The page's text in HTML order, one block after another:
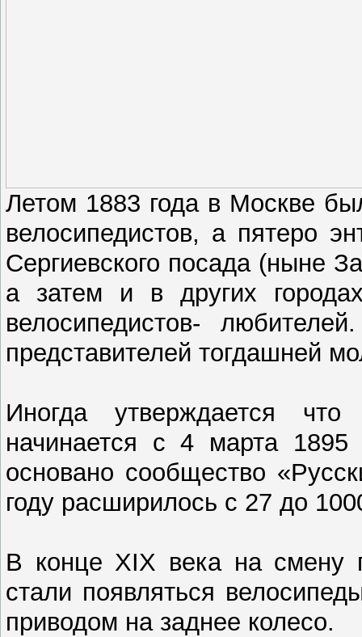
Летом 1883 года в Москве
велосипедистов, а пятеро
Сергиевского посада (ныне
а затем и в других
велосипедистов-
представителей тогдашней
Иногда утверждается
начинается с 4 марта 1895
основано сообщество
году расширилось с 27 до
В конце XIX века на смену
стали появляться
приводом на заднее колесо.